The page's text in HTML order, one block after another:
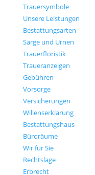
Trauersymbole
Unsere Leistungen
Bestattungsarten
Särge und Urnen
Trauerfloristik
Traueranzeigen
Gebühren
Vorsorge
Versicherungen
Willenserklärung
Bestattungshaus
Büroräume
Wir für Sie
Rechtslage
Erbrecht